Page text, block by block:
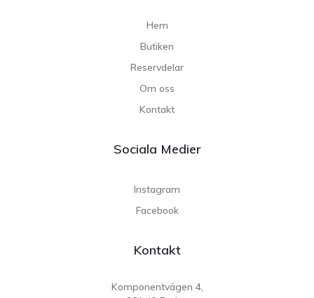
Hem
Butiken
Reservdelar
Om oss
Kontakt
Sociala Medier
Instagram
Facebook
Kontakt
Komponentvägen 4,